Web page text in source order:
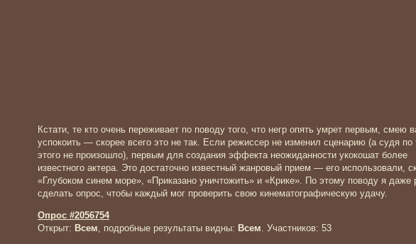
Кстати, те кто очень переживает по поводу того, что негр опять умрет первым, смею
успокоить — скорее всего это не так. Если режиссер не изменил сценарию (а судя по
этого не произошло), первым для создания эффекта неожиданности укокошат более
известного актера. Это достаточно известный жанровый прием — его использовали,
«Глубоком синем море», «Приказано уничтожить» и «Крике». По этому поводу я даже
сделать опрос, чтобы каждый мог проверить свою кинематографическую удачу.
Опрос #2056754
Открыт: Всем, подробные результаты видны: Всем. Участников: 53